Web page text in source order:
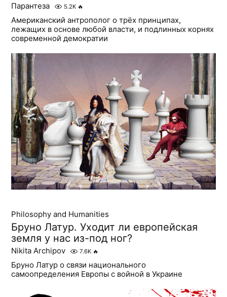
Парантеза 5.2K 🔥
Американский антрополог о трёх принципах,
лежащих в основе любой власти, и подлинных корнях
современной демократии
Philosophy and Humanities
Бруно Латур. Уходит ли европейская
земля у нас из-под ног?
Nikita Archipov 7.6K 🔥
Бруно Латур о связи национального
самоопределения Европы с войной в Украине